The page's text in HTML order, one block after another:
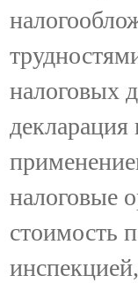
налоговых
декларация
налоговые
стоимость